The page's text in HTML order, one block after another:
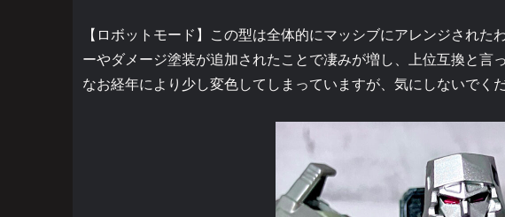
【ロボットモード】この型は全体的にマッシブにアレンジされ
ーやダメージ塗装が追加されたことで凄みが増し、上位互換と言
なお経年により少し変色してしまっていますが、気にしないでく